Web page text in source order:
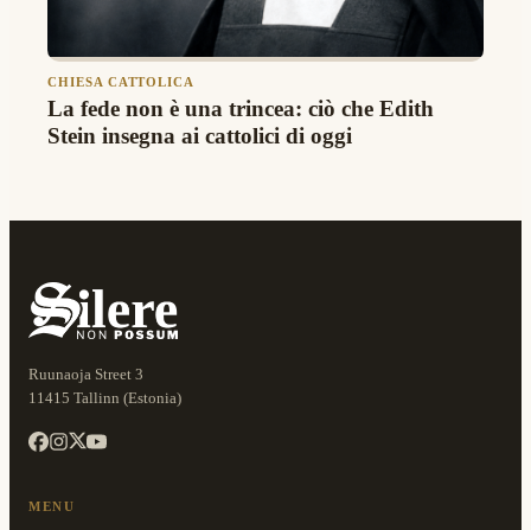
CHIESA CATTOLICA
La fede non è una trincea: ciò che Edith
Stein insegna ai cattolici di oggi
Ruunaoja Street 3
11415 Tallinn (Estonia)
MENU